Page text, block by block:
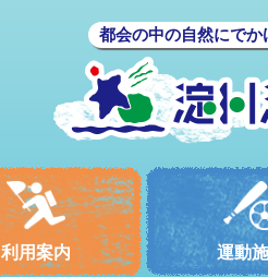
都会の中の自然にで
利用案内 運動